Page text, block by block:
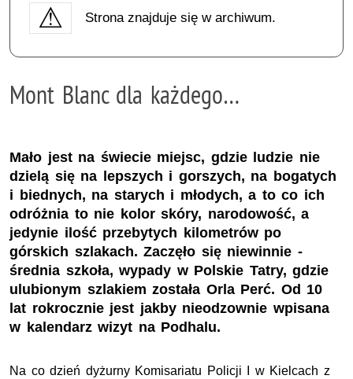
Strona znajduje się w archiwum.
Mont Blanc dla każdego…
Mało jest na świecie miejsc, gdzie ludzie nie
dzielą się na lepszych i gorszych, na bogatych
i biednych, na starych i młodych, a to co ich
odróżnia to nie kolor skóry, narodowość, a
jedynie ilość przebytych kilometrów po
górskich szlakach. Zaczęło się niewinnie -
średnia szkoła, wypady w Polskie Tatry, gdzie
ulubionym szlakiem została Orla Perć. Od 10
lat rokrocznie jest jakby nieodzownie wpisana
w kalendarz wizyt na Podhalu.
Na co dzień dyżurny Komisariatu Policji I w Kielcach z